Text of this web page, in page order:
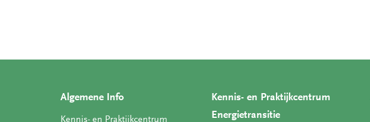
Algemene Info
Kennis- en Praktijkcentrum
Kennis- en Praktijkcentrum
Energietransitie